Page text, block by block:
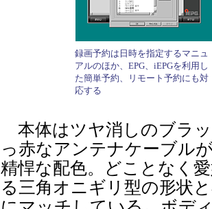
録画予約は日時を指定するマニュ
アルのほか、EPG、iEPGを利用し
た簡単予約、リモート予約にも対
応する
本体はツヤ消しのブラ
っ赤なアンテナケーブル
精悍な配色。どことなく
る三角オニギリ型の形状